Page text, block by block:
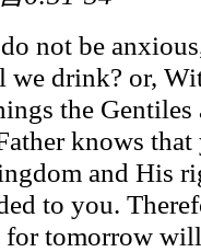
not be
we drink? or,
the
knows
and His
to you.
for tomorrow